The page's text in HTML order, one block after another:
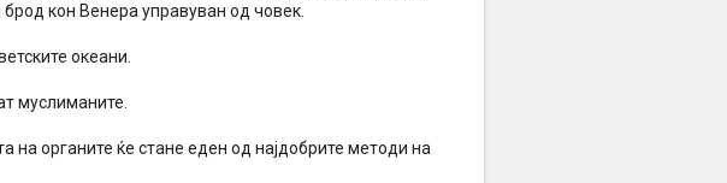
кон Венера управуван од човек.
океани.
муслиманите.
органите ќе стане еден од најдобрите методи на